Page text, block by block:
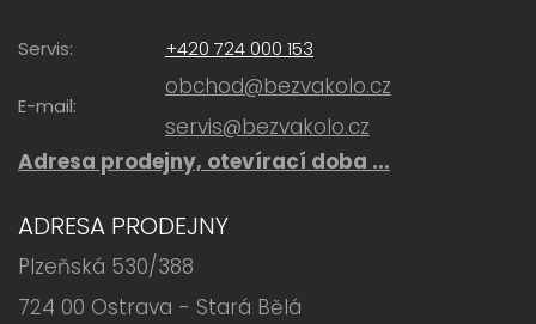
Servis: +420 724 000 153
E-mail:
obchod@bezvakolo.cz
servis@bezvakolo.cz
Adresa prodejny, otevírací doba ...
ADRESA PRODEJNY
Plzeňská 530/388
724 00 Ostrava - Stará Bělá